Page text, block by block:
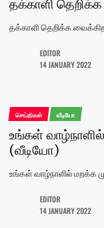
தக்காளி
தக்காளி தெறிக்க
EDITOR
14 JANUARY 2022
செய்திகள் வீடியோ
உங்கள்
(வீடியோ)
உங்கள் வாழ்நாளில் மறக்க
EDITOR
14 JANUARY 2022